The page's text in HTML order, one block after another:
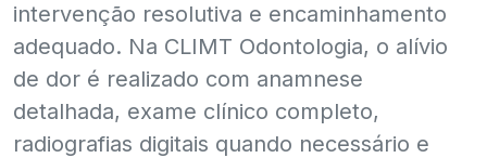
intervenção resolutiva e encaminhamento
adequado. Na CLIMT Odontologia, o alívio
de dor é realizado com anamnese
detalhada, exame clínico completo,
radiografias digitais quando necessário e